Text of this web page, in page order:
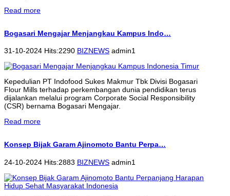
Read more
Bogasari Mengajar Menjangkau Kampus Indo…
31-10-2024 Hits:2290 BIZNEWS admin1
Kepedulian PT Indofood Sukes Makmur Tbk Divisi Bogasari
Flour Mills terhadap perkembangan dunia pendidikan terus
dijalankan melalui program Corporate Social Responsibility
(CSR) bernama Bogasari Mengajar.
Read more
Konsep Bijak Garam Ajinomoto Bantu Perpa…
24-10-2024 Hits:2883 BIZNEWS admin1